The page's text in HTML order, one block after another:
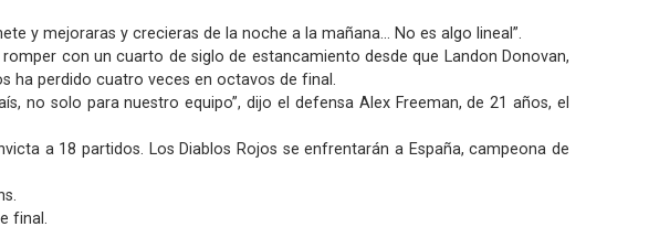
y mejoraras y crecieras de la noche a la mañana... No es algo lineal”.
con un cuarto de siglo de estancamiento desde que Landon Donovan,
ha perdido cuatro veces en octavos de final.
no solo para nuestro equipo”, dijo el defensa Alex Freeman, de 21 años, el
a 18 partidos. Los Diablos Rojos se enfrentarán a España, campeona de
final.